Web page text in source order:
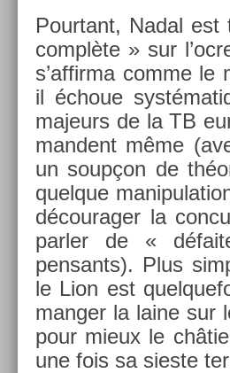
Pour­tant, Nadal
complète » sur
s’af­firma comme
il échoue
majeurs de la TB
man­dent même
un soupçon de
quel­que
décourag­er la
parl­er de «
pensants). Plus
le Lion est
man­g­er la laine sur
pour mieux le
une fois sa sies­te